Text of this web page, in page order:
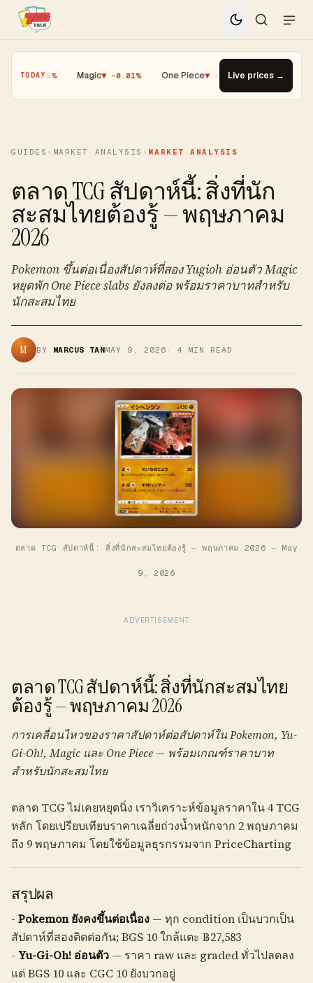
TODAY
▼ -0.25% · Magic▼ -0.01% · One Piece▼ -0.14% · Top Gainer ·
Live prices →
GUIDES › MARKET ANALYSIS › MARKET ANALYSIS
ตลาด TCG สัปดาห์นี้: สิ่งที่นัก
สะสมไทยต้องรู้ — พฤษภาคม
2026
Pokemon ขึ้นต่อเนื่องสัปดาห์ที่สอง Yugioh อ่อนตัว Magic
หยุดพัก One Piece slabs ยังลงต่อ พร้อมราคาบาทสำหรับ
นักสะสมไทย
M BY MARCUS TANMAY 9, 2026 · 4 MIN READ
ตลาด TCG สัปดาห์นี้: สิ่งที่นักสะสมไทยต้องรู้ — พฤษภาคม 2026 — May
9, 2026
ADVERTISEMENT
ตลาด TCG สัปดาห์นี้: สิ่งที่นักสะสมไทย
ต้องรู้ — พฤษภาคม 2026
การเคลื่อนไหวของราคาสัปดาห์ต่อสัปดาห์ใน Pokemon, Yu-
Gi-Oh!, Magic และ One Piece — พร้อมเกณฑ์ราคาบาท
สำหรับนักสะสมไทย
ตลาด TCG ไม่เคยหยุดนิ่ง เราวิเคราะห์ข้อมูลราคาใน 4 TCG
หลัก โดยเปรียบเทียบราคาเฉลี่ยถ่วงน้ำหนักจาก 2 พฤษภาคม
ถึง 9 พฤษภาคม โดยใช้ข้อมูลธุรกรรมจาก PriceCharting
สรุปผล
- Pokemon ยังคงขึ้นต่อเนื่อง — ทุก condition เป็นบวกเป็น
สัปดาห์ที่สองติดต่อกัน; BGS 10 ใกล้แตะ ฿27,583
- Yu-Gi-Oh! อ่อนตัว — ราคา raw และ graded ทั่วไปลดลง
แต่ BGS 10 และ CGC 10 ยังบวกอยู่